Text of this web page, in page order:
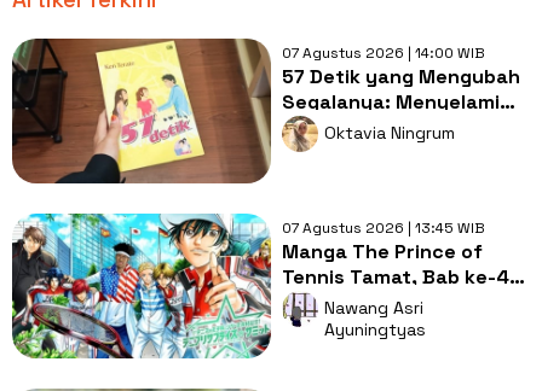
07 Agustus 2026 | 14:00 WIB
57 Detik yang Mengubah
Segalanya: Menyelami
Tragedi di Novel Ken
Terate
Oktavia Ningrum
07 Agustus 2026 | 13:45 WIB
Manga The Prince of
Tennis Tamat, Bab ke-477
Tutup Perjalanan 27
Tahun
Nawang Asri
Ayuningtyas